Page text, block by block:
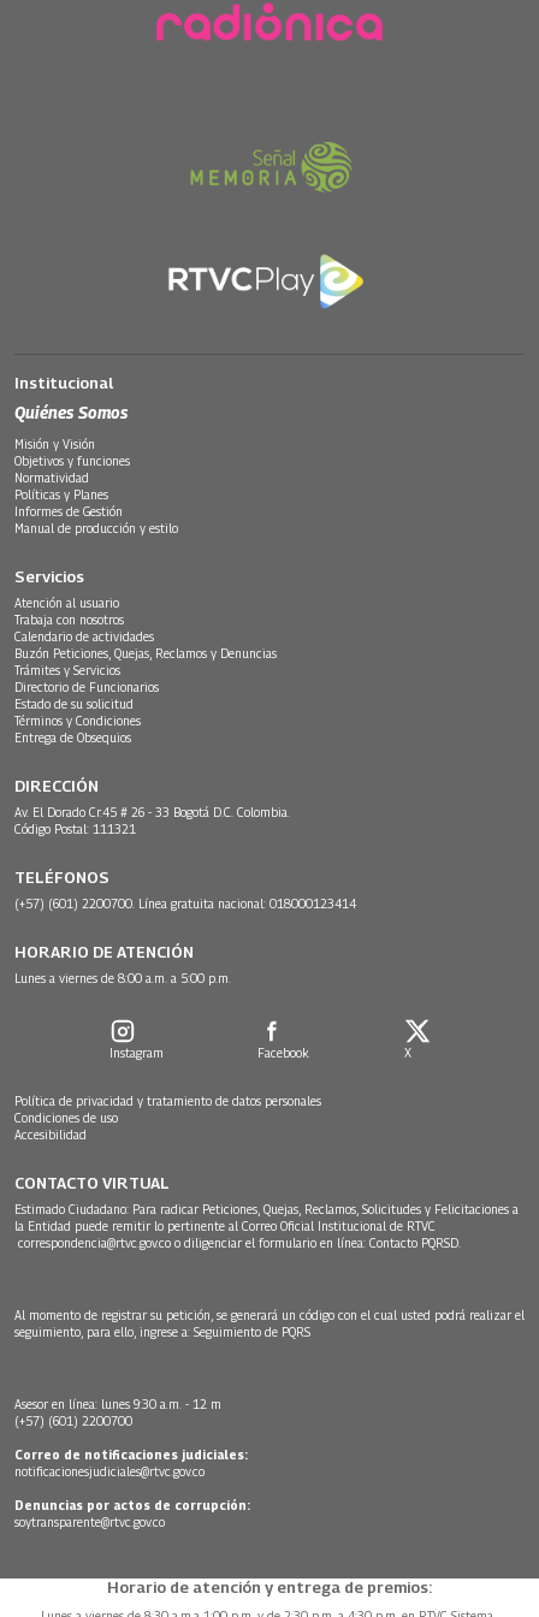
Institucional
Quiénes Somos
Misión y Visión
Objetivos y funciones
Normatividad
Políticas y Planes
Informes de Gestión
Manual de producción y estilo
Servicios
Atención al usuario
Trabaja con nosotros
Calendario de actividades
Buzón Peticiones, Quejas, Reclamos y Denuncias
Trámites y Servicios
Directorio de Funcionarios
Estado de su solicitud
Términos y Condiciones
Entrega de Obsequios
DIRECCIÓN
Av. El Dorado Cr.45 # 26 - 33 Bogotá D.C. Colombia.
Código Postal: 111321
TELÉFONOS
(+57) (601) 2200700. Línea gratuita nacional: 018000123414
HORARIO DE ATENCIÓN
Lunes a viernes de 8:00 a.m. a 5:00 p.m.
Instagram Facebook X
Política de privacidad y tratamiento de datos personales
Condiciones de uso
Accesibilidad
CONTACTO VIRTUAL
Estimado Ciudadano: Para radicar Peticiones, Quejas, Reclamos, Solicitudes y Felicitaciones a
la Entidad puede remitir lo pertinente al Correo Oficial Institucional de RTVC
correspondencia@rtvc.gov.co o diligenciar el formulario en línea: Contacto PQRSD.
Al momento de registrar su petición, se generará un código con el cual usted podrá realizar el
seguimiento, para ello, ingrese a: Seguimiento de PQRS
Asesor en línea: lunes 9:30 a.m. - 12 m
(+57) (601) 2200700
Correo de notificaciones judiciales:
notificacionesjudiciales@rtvc.gov.co
Denuncias por actos de corrupción:
soytransparente@rtvc.gov.co
Horario de atención y entrega de premios: